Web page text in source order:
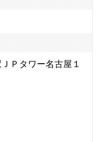
Ｐタワー名古屋１